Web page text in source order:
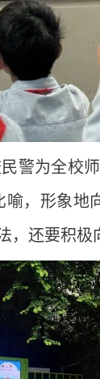
警为全校
喻，形象
还要积极